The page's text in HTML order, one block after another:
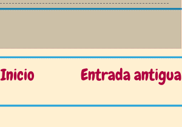
Entrada antigua
Inicio